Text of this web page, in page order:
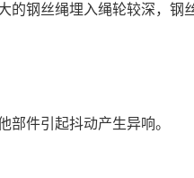
的钢丝绳埋入绳轮较深，钢
件引起抖动产生异响。